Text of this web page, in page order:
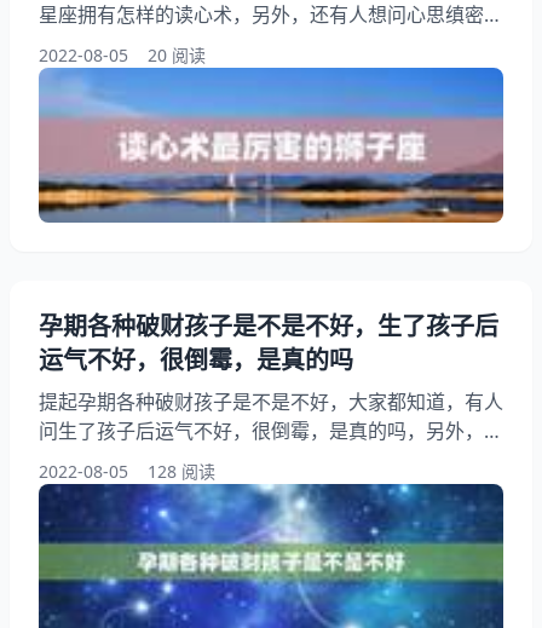
星座拥有怎样的读心术，另外，还有人想问心思缜密,
擅长解读人心,拥有读心术的星座,是?你知道这是怎么回
事？其实天生就会读心术,能看穿人心的星座是?下面就
一起来看看十二星座拥有怎样的读心术，希望能够帮助
到大家！ 读心术最厉害的狮子座 1、十二星座拥有怎
样的读心术 白羊座由于受到火星的守护和主宰，所以
呈现出好动、急躁的特性
2022-08-05 20 阅读
孕期各种破财孩子是不是不好，生了孩子后
运气不好，很倒霉，是真的吗
提起孕期各种破财孩子是不是不好，大家都知道，有人
问生了孩子后运气不好，很倒霉，是真的吗，另外，还
有人想问怀孕后破财,诸事不顺,难道真的有”旺丁不旺财
“的说法，你知道这是怎么回事？其实怀孕后破财生完
开始发财，下面就一起来看看生了孩子后运气不好，很
倒霉，是真的吗，希望能够帮助到大家！ 孕期各种破
财孩子是不是不好 1、生了孩子后运气不好，很倒霉，
是真的吗 1、默默无闻地努力工作。运气好的人专注于
2022-08-05 128 阅读